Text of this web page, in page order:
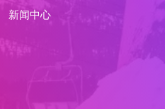
新闻中心